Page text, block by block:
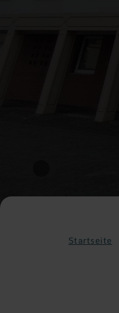
Startseite